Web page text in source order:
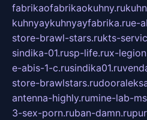
fabrikaofabrikaokuhny.ru
kuhnyaykuhnyayfabrika.rue-
store-brawl-stars.rukts-
sindika-01.rusp-life.rux-
e-abis-1-c.rusindika01.ru
store-brawlstars.ru
antenna-highly.rumine-lab-
3-sex-porn.ruban-damn.ru